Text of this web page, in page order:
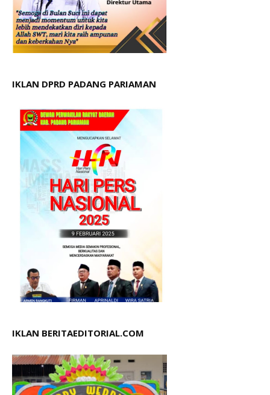
IKLAN DPRD PADANG PARIAMAN
IKLAN BERITAEDITORIAL.COM